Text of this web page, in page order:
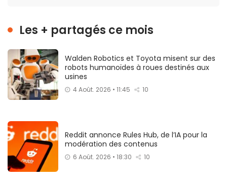
Les + partagés ce mois
Walden Robotics et Toyota misent sur des
robots humanoïdes à roues destinés aux
usines
4 Août. 2026 • 11:45 10
Reddit annonce Rules Hub, de l’IA pour la
modération des contenus
6 Août. 2026 • 18:30 10